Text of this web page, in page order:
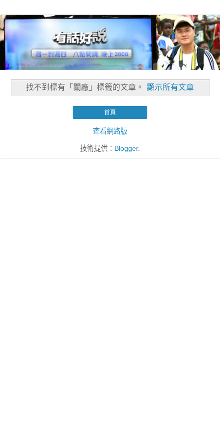
找不到標有「關廠」 標籤的文章。 顯示所有文章
首頁
查看網路版
技術提供： Blogger.